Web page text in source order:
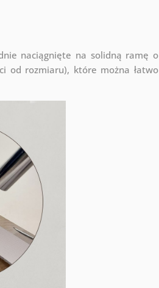
naciągnięte na solidną ramę o
od rozmiaru), które można łatwo